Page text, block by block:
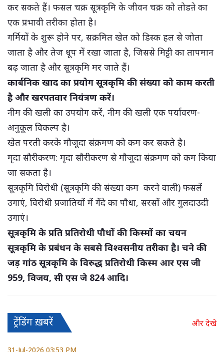
कर सकते हैं। फसल चक्र सूत्रकृमि के जीवन चक्र को तोडऩे का
एक प्रभावी तरीका होता है।
गर्मियों के शुरू होने पर, सक्रमित खेत को डिस्क हल से जोता
जाता है और तेज धूप में रखा जाता है, जिससे मिट्टी का तापमान
बढ़ जाता है और सूत्रकृमि मर जाते हैं।
कार्बनिक खाद का प्रयोग सूत्रकृमि की संख्या को काम करती
है और खरपतवार नियंत्रण करें।
नीम की खली का उपयोग करें, नीम की खली एक पर्यावरण-
अनुकूल विकल्प है।
खेत परती करके मौजूदा संक्रमण को कम कर सकते है।
मृदा सौरीकरण: मृदा सौरीकरण से मौजूदा संक्रमण को कम किया
जा सकता है।
सूत्रकृमि विरोधी (सूत्रकृमि की संख्या कम करने वाली) फसलें
उगाएं, विरोधी प्रजातियों में गेंदे का पौधा, सरसों और गुलदाउदी
उगाएं।
सूत्रकृमि के प्रति प्रतिरोधी पौधों की किस्मों का चयन
सूत्रकृमि के प्रबंधन के सबसे विश्वसनीय तरीका है। चने की
जड़ गांठ सूत्रकृमि के विरुद्ध प्रतिरोधी किस्म आर एस जी
959, विजय, सी एस जे 824 आदि।
ट्रेंडिंग ख़बरें और देखे
31-Jul-2026 03:53 PM